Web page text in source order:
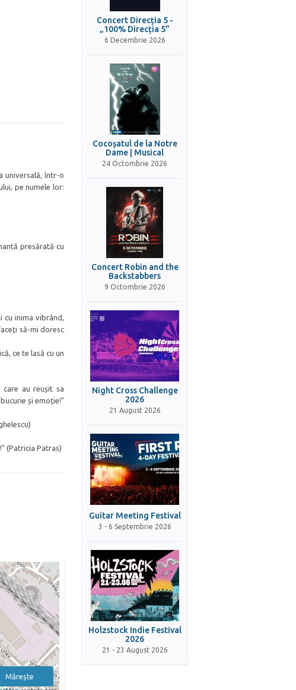
universală, într-o
pe numele lor:
presărată cu
cu inima vibrând,
să-mi doresc
ce te lasă cu un
care au reușit sa
și emoție!"
(Patricia Patras)
Mărește
Concert Direcția 5 -
„100% Direcția 5”
6 Decembrie 2026
Cocoșatul de la Notre
Dame | Musical
24 Octombrie 2026
Concert Robin and the
Backstabbers
9 Octombrie 2026
Night Cross Challenge
2026
21 August 2026
Guitar Meeting Festival
3 - 6 Septembrie 2026
Holzstock Indie Festival
2026
21 - 23 August 2026